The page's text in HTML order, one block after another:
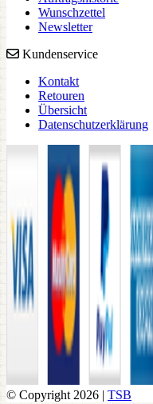
Wunschzettel
Newsletter
Kundenservice
Kontakt
Retouren
Übersicht
Datenschutzerklärung
© Copyright 2026 | TSB